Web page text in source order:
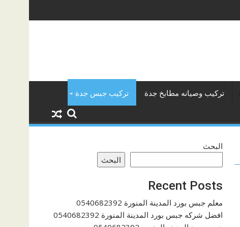
تركيب وصيانه مطابخ جدة تركيب جبس جدة
البحث
البحث
Recent Posts
معلم جبس بورد المدينة المنورة 0540682392
افضل شركه جبس بورد المدينة المنورة 0540682392